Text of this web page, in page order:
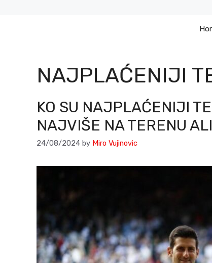
NAJPLAĆENIJI
KO SU NAJPLAĆENIJI
NAJVIŠE NA TERENU
24/08/2024 by Miro Vujinovic